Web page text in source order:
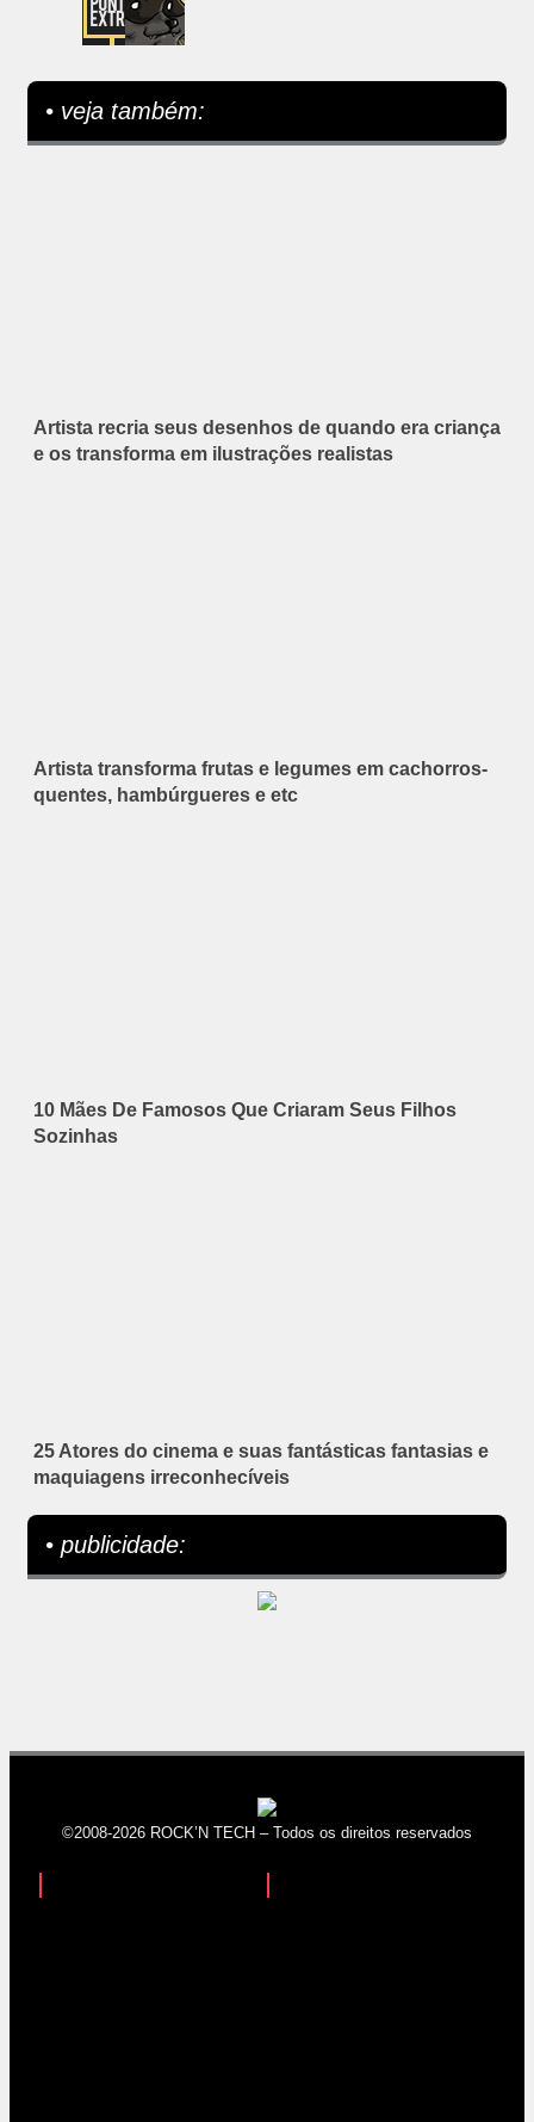
• veja também:
Artista recria seus desenhos de quando era criança
e os transforma em ilustrações realistas
Artista transforma frutas e legumes em cachorros-
quentes, hambúrgueres e etc
10 Mães De Famosos Que Criaram Seus Filhos
Sozinhas
25 Atores do cinema e suas fantásticas fantasias e
maquiagens irreconhecíveis
• publicidade:
©2008-2026 ROCK’N TECH – Todos os direitos reservados